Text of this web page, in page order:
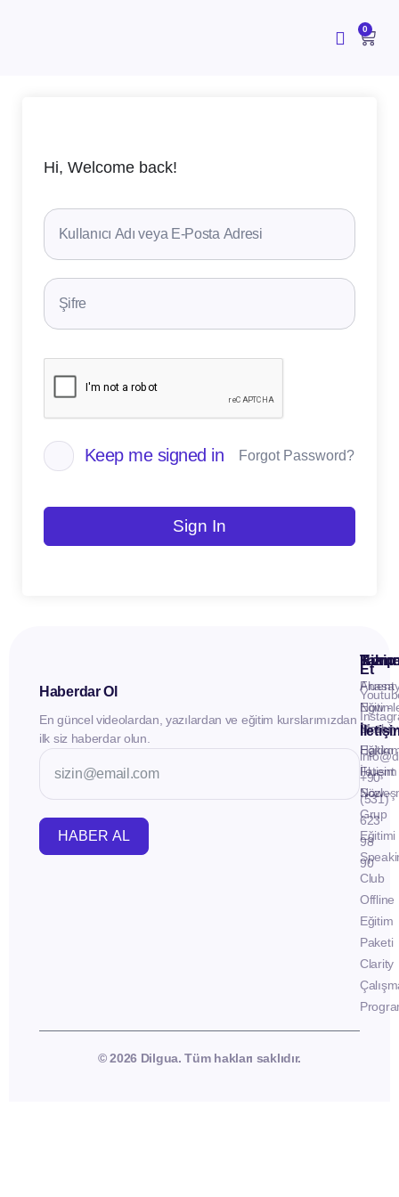
0
Hi, Welcome back!
Keep me signed in Forgot Password?
Sign In
Haberdar Ol
En güncel videolardan, yazılardan ve eğitim kurslarımızdan
ilk siz haberdar olun.
HABER AL
İletişim
Fluent
Now -
Birebir
Eğitim
Fluent
Now -
Grup
Eğitimi
Club
Offline
Eğitim
Paketi
Clarity
Takip
Et
+90
(531)
623
98
90
© 2026 Dilgua. Tüm hakları saklıdır.